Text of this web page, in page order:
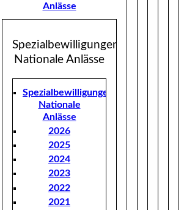
Anlässe
Spezialbewilligungen
Nationale Anlässe
Spezialbewilligungen
Nationale
Anlässe
2026
2025
2024
2023
2022
2021